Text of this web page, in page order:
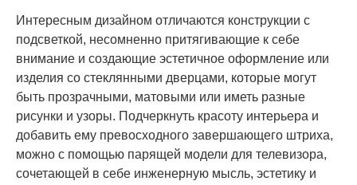
Интересным дизайном отличаются конструкции с
подсветкой, несомненно притягивающие к себе
внимание и создающие эстетичное оформление или
изделия со стеклянными дверцами, которые могут
быть прозрачными, матовыми или иметь разные
рисунки и узоры. Подчеркнуть красоту интерьера и
добавить ему превосходного завершающего штриха,
можно с помощью парящей модели для телевизора,
сочетающей в себе инженерную мысль, эстетику и